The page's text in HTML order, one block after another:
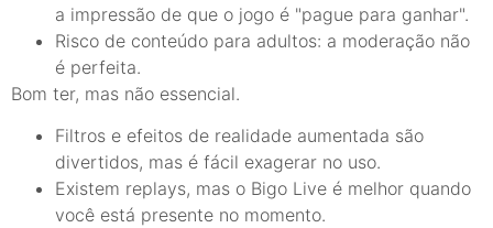
a impressão de que o jogo é "pague para ganhar".
Risco de conteúdo para adultos: a moderação não
é perfeita.
Bom ter, mas não essencial.
Filtros e efeitos de realidade aumentada são
divertidos, mas é fácil exagerar no uso.
Existem replays, mas o Bigo Live é melhor quando
você está presente no momento.